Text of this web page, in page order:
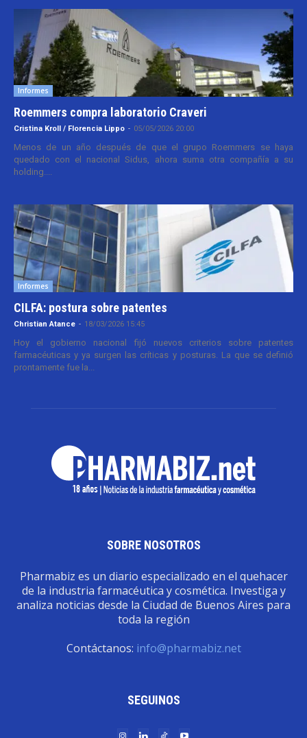
Informes
Roemmers compra laboratorio Craveri
Cristina Kroll / Florencia Lippo - 05/05/2026 20:00
Menos de un año después de que el grupo Roemmers se haya
quedado con el nacional Sidus, ahora suma otra compañía a su
holding....
Informes
CILFA: postura sobre patentes
Christian Atance - 18/03/2026 15:45
Hoy el gobierno nacional fijó nuevos criterios sobre patentes
farmacéuticas y ya surgen las críticas y posturas. La que se definió
prontamente fue la...
SOBRE NOSOTROS
Pharmabiz es un diario especializado en el quehacer
de la industria farmacéutica y cosmética. Investiga y
analiza noticias desde la Ciudad de Buenos Aires para
toda la región
Contáctanos: info@pharmabiz.net
SEGUINOS